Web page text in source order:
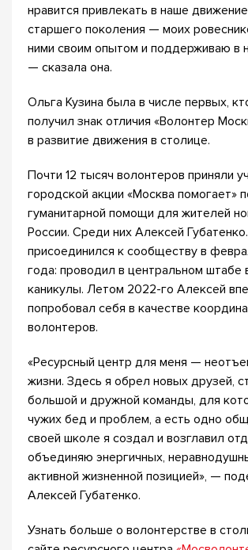
нравится привлекать в наше
старшего поколения — моих
ними своим опытом и поддерживаю в
— сказала она.
Ольга Кузина была в числе первых,
получил знак отличия «Волонтер
в развитие движения в столице.
Почти 12 тысяч волонтеров приняли
городской акции «Москва помогает»
гуманитарной помощи для жителей
России. Среди них Алексей
присоединился к сообществу в
года: проводил в центральном штабе
каникулы. Летом 2022-го Алексей
попробовал себя в качестве
волонтеров.
«Ресурсный центр для меня —
жизни. Здесь я обрел новых друзей,
большой и дружной команды, для
чужих бед и проблем, а есть одно
своей школе я создал и возглавил
объединяю энергичных,
активной жизненной позицией», —
Алексей Губатенко.
Узнать больше о волонтерстве в